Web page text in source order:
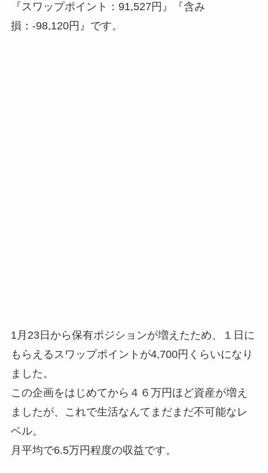
『スワップポイント：91,527円』『含み
損：-98,120円』です。
1月23日から保有ポジションが増えたため、１日に
もらえるスワップポイントが4,700円くらいになり
ました。
この企画をはじめてから４６万円ほど資産が増え
ましたが、これで生活なんてまだまだ不可能なレ
ベル。
月平均で6.5万円程度の収益です。